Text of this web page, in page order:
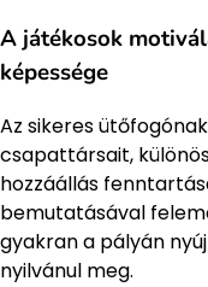
A játékosok
képessége
Az sikeres
csapattársait,
hozzáállás
bemutatásával
gyakran a pályán
nyilvánul meg.